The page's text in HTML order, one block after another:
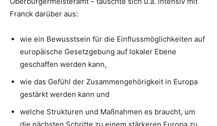
Franck darüber aus:
wie ein Bewusstsein für die Einflussmöglichkeiten auf
europäische Gesetzgebung auf lokaler Ebene
geschaffen werden kann,
wie das Gefühl der Zusammengehörigkeit in Europa
gestärkt werden kann und
welche Strukturen und Maßnahmen es braucht, um